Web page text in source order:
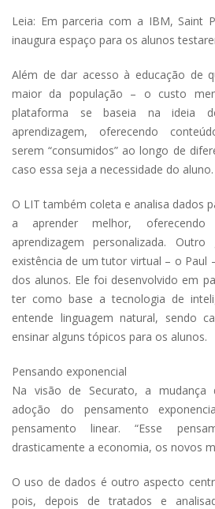
Leia: Em parceria com a IBM, Saint
inaugura espaço para os alunos
Além de dar acesso à educação de
maior da população – o custo
plataforma se baseia na ideia
aprendizagem, oferecendo
serem “consumidos” ao longo de
caso essa seja a necessidade do aluno.
O LIT também coleta e analisa dados
a aprender melhor,
aprendizagem personalizada.
existência de um tutor virtual – o Paul
dos alunos. Ele foi desenvolvido em
ter como base a tecnologia de
entende linguagem natural, sendo
ensinar alguns tópicos para os alunos.
Pensando exponencial
Na visão de Securato, a mudança
adoção do pensamento
pensamento linear. “Esse
drasticamente a economia, os novos
O uso de dados é outro aspecto
pois, depois de tratados e